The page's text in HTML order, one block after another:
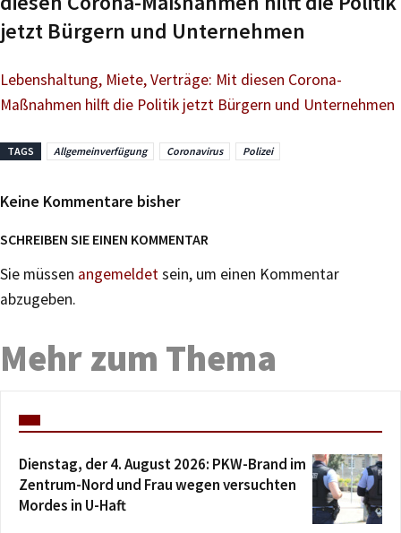
jetzt Bürgern und Unternehmen
Lebenshaltung, Miete, Verträge: Mit diesen Corona-
Maßnahmen hilft die Politik jetzt Bürgern und Unternehmen
TAGS Allgemeinverfügung Coronavirus Polizei
Keine Kommentare bisher
SCHREIBEN SIE EINEN KOMMENTAR
Sie müssen angemeldetsein, um einen Kommentar
abzugeben.
Mehr zum Thema
Dienstag, der 4. August 2026: PKW-Brand im
Zentrum-Nord und Frau wegen versuchten
Mordes in U-Haft